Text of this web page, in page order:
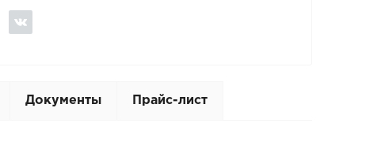
Документы Прайс-лист